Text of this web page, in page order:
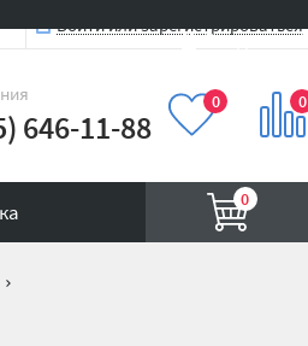
Войти или зарегистрироваться
646-11-88
0 0
0
Вход на сайт